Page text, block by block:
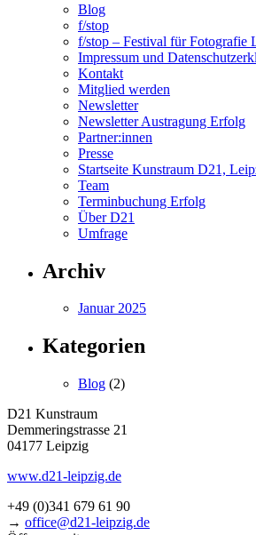
Blog
f/stop
f/stop – Festival für Fotografie
Impressum und
Kontakt
Mitglied werden
Newsletter
Newsletter Austragung Erfolg
Partner:innen
Presse
Startseite Kunstraum D21,
Team
Terminbuchung Erfolg
Über D21
Umfrage
Archiv
Januar 2025
Kategorien
Blog (2)
D21 Kunstraum
Demmeringstrasse 21
04177 Leipzig
www.d21-leipzig.de
+49 (0)341 679 61 90
→ office@d21-leipzig.de